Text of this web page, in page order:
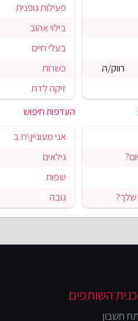
פעילות גופנית
בילוי אהוב
בעלי חיים
כשרות
זיקה לדת
רווק/ה
העדפות חיפוש
אני מעוניין\ת ב
גילאים
שפות
גובה
השותפים
חשבון